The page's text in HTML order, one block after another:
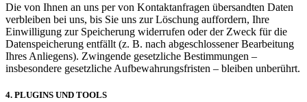
Die von Ihnen an uns per von Kontaktanfragen übersandten Daten
verbleiben bei uns, bis Sie uns zur Löschung auffordern, Ihre
Einwilligung zur Speicherung widerrufen oder der Zweck für die
Datenspeicherung entfällt (z. B. nach abgeschlossener Bearbeitung
Ihres Anliegens). Zwingende gesetzliche Bestimmungen –
insbesondere gesetzliche Aufbewahrungsfristen – bleiben unberührt.
4. PLUGINS UND TOOLS